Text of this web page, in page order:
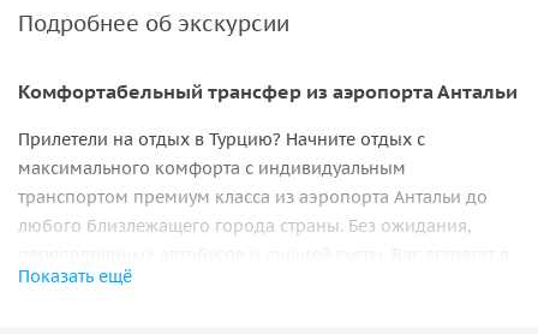
Подробнее об экскурсии
Комфортабельный трансфер из аэропорта Антальи
Прилетели на отдых в Турцию? Начните отдых с
максимального комфорта с индивидуальным
транспортом премиум класса из аэропорта Антальи до
любого близлежащего города страны. Без ожидания,
аэропорту с именной табличкой, помогут с багажом и
Показать ещё